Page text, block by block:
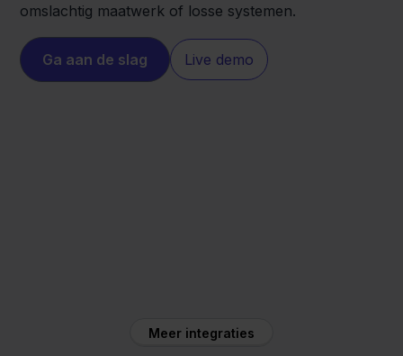
omslachtig maatwerk of losse systemen.
Ga aan de slag Live demo
Meer integraties